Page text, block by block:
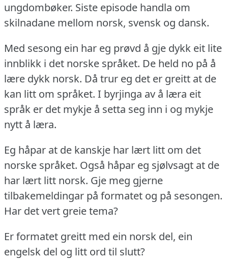
ungdombøker. Siste episode handla om
skilnadane mellom norsk, svensk og dansk.
Med sesong ein har eg prøvd å gje dykk eit lite
innblikk i det norske språket. De held no på å
lære dykk norsk. Då trur eg det er greitt at de
kan litt om språket. I byrjinga av å læra eit
språk er det mykje å setta seg inn i og mykje
nytt å læra.
Eg håpar at de kanskje har lært litt om det
norske språket. Også håpar eg sjølvsagt at de
har lært litt norsk. Gje meg gjerne
tilbakemeldingar på formatet og på sesongen.
Har det vert greie tema?
Er formatet greitt med ein norsk del, ein
engelsk del og litt ord til slutt?